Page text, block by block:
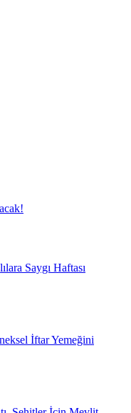
Saygı Haftası
İftar Yemeğini